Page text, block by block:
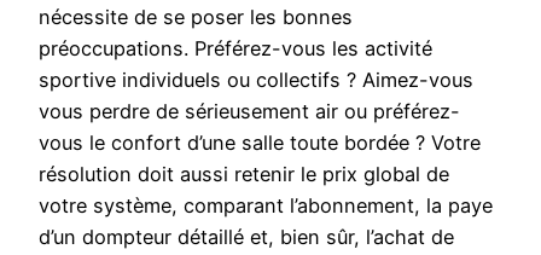
nécessite de se poser les bonnes
préoccupations. Préférez-vous les activité
sportive individuels ou collectifs ? Aimez-vous
vous perdre de sérieusement air ou préférez-
vous le confort d’une salle toute bordée ? Votre
résolution doit aussi retenir le prix global de
votre système, comparant l’abonnement, la paye
d’un dompteur détaillé et, bien sûr, l’achat de